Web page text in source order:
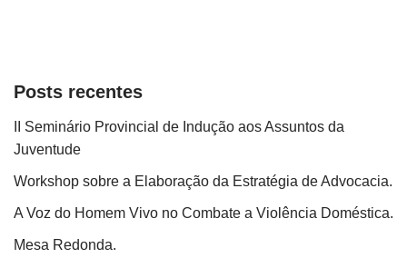
Posts recentes
II Seminário Provincial de Indução aos Assuntos da
Juventude
Workshop sobre a Elaboração da Estratégia de Advocacia.
A Voz do Homem Vivo no Combate a Violência Doméstica.
Mesa Redonda.